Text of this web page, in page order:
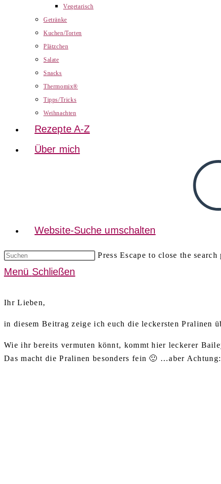
Vegetarisch
Getränke
Kuchen/Torten
Plätzchen
Salate
Snacks
Thermomix®
Tipps/Tricks
Weihnachten
Rezepte A-Z
Über mich
Website-Suche umschalten
Press Escape to close the search
Menü Schließen
Ihr Lieben,
in diesem Beitrag zeige ich euch die leckersten Pralinen
Wie ihr bereits vermuten könnt, kommt hier leckerer
Das macht die Pralinen besonders fein 🙂 …aber